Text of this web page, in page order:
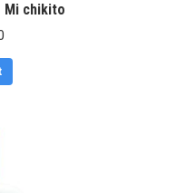
Mi chikito